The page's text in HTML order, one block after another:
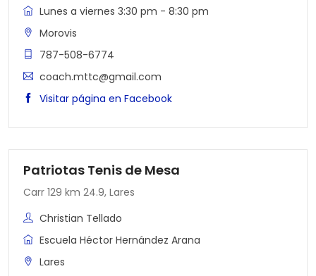
Lunes a viernes 3:30 pm - 8:30 pm
Morovis
787-508-6774
coach.mttc@gmail.com
Visitar página en Facebook
Patriotas Tenis de Mesa
Carr 129 km 24.9, Lares
Christian Tellado
Escuela Héctor Hernández Arana
Lares